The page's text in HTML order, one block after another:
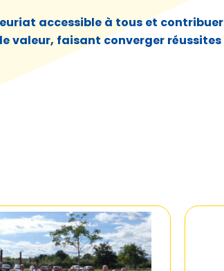
accessible à tous et contribuer
valeur, faisant converger réussites